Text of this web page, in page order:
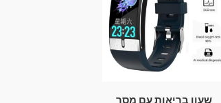
שעון בריאות עם מסך